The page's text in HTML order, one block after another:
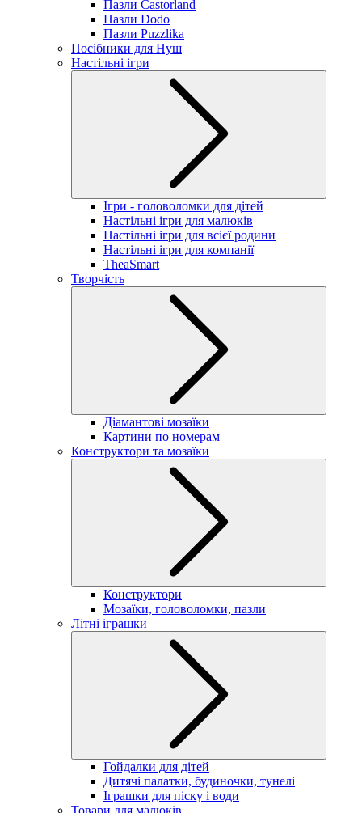
Пазли Castorland
Пазли Dodo
Пазли Puzzlika
Посібники для Нуш
Настільні ігри
Ігри - головоломки для дітей
Настільні ігри для малюків
Настільні ігри для всієї родини
Настільні ігри для компанії
TheaSmart
Творчість
Діамантові мозаїки
Картини по номерам
Конструктори та мозаїки
Конструктори
Мозаїки, головоломки, пазли
Літні іграшки
Гойдалки для дітей
Дитячі палатки, будиночки, тунелі
Іграшки для піску і води
Товари для малюків